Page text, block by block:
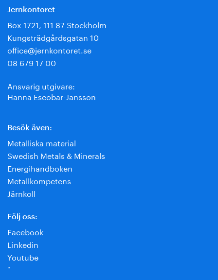
Jernkontoret
Box 1721, 111 87 Stockholm
Kungsträdgårdsgatan 10
office@jernkontoret.se
08 679 17 00
Ansvarig utgivare:
Hanna Escobar-Jansson
Besök även:
Metalliska material
Swedish Metals & Minerals
Energihandboken
Metallkompetens
Järnkoll
Följ oss:
Facebook
Linkedin
Youtube
¨